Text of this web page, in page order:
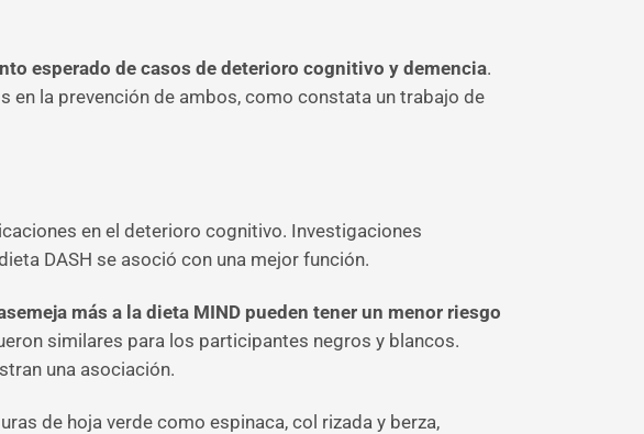
esperado de casos de deterioro cognitivo y demencia.
la prevención de ambos, como constata un trabajo de
en el deterioro cognitivo. Investigaciones
DASH se asoció con una mejor función.
más a la dieta MIND pueden tener un menor riesgo
similares para los participantes negros y blancos.
una asociación.
de hoja verde como espinaca, col rizada y berza,